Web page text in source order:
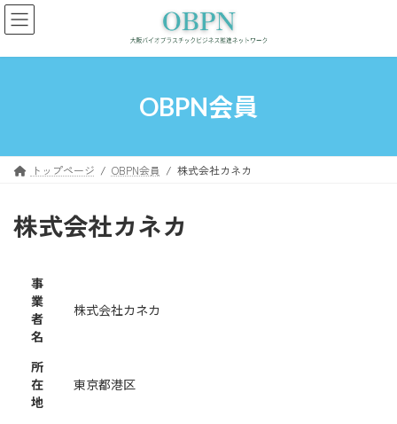
コ
ン
ン
ナ
ビ
ー
OBPN会員
トップページ OBPN会員 株式会社カネカ
株式会社カネカ
事
業
者
名
株式会社カネカ
所
在
地
東京都港区